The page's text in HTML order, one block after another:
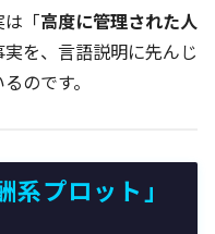
「高度に管理された人
を、言語説明に先んじ
のです。
プロット」